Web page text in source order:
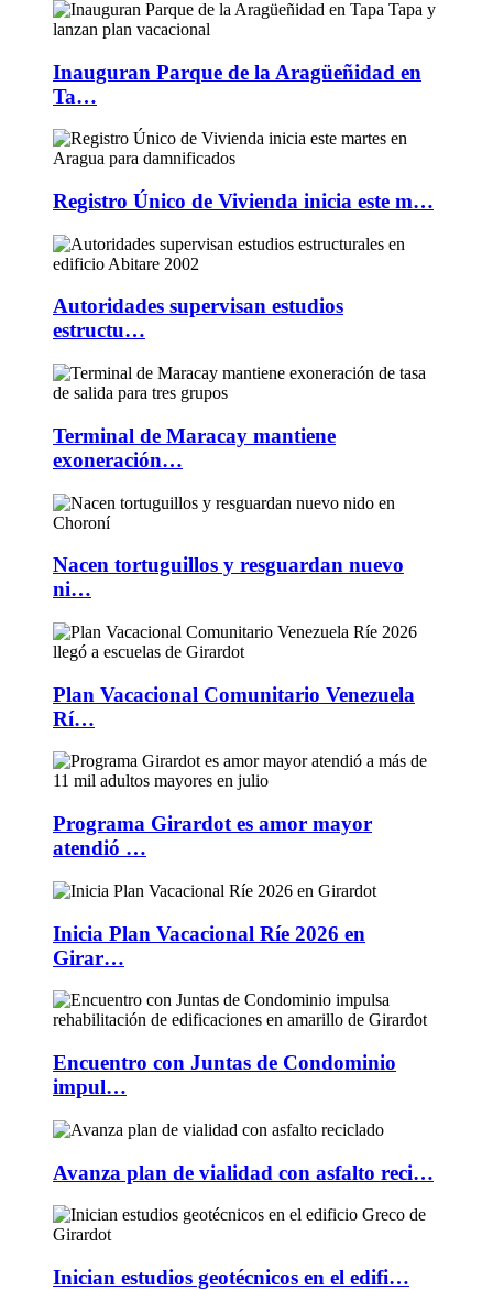
Inauguran Parque de la Aragüeñidad en
Ta…
Registro Único de Vivienda inicia este m…
Autoridades supervisan estudios
estructu…
Terminal de Maracay mantiene
exoneración…
Nacen tortuguillos y resguardan nuevo
ni…
Plan Vacacional Comunitario Venezuela
Rí…
Programa Girardot es amor mayor
atendió …
Inicia Plan Vacacional Ríe 2026 en
Girar…
Encuentro con Juntas de Condominio
impul…
Avanza plan de vialidad con asfalto reci…
Inician estudios geotécnicos en el edifi…